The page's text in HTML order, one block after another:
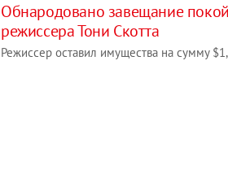
Обнародовано завещание
режиссера Тони Скотта
Режиссер оставил имущества на сумму